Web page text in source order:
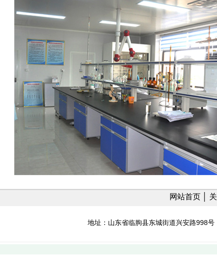
网站首页
地址：山东省临朐县东城街道兴安路